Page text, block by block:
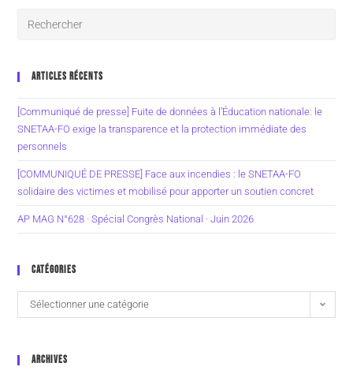
ARTICLES RÉCENTS
[Communiqué de presse] Fuite de données à l’Éducation nationale: le
SNETAA-FO exige la transparence et la protection immédiate des
personnels
[COMMUNIQUÉ DE PRESSE] Face aux incendies : le SNETAA-FO
solidaire des victimes et mobilisé pour apporter un soutien concret
AP MAG N°628 · Spécial Congrès National · Juin 2026
CATÉGORIES
Sélectionner une catégorie
ARCHIVES